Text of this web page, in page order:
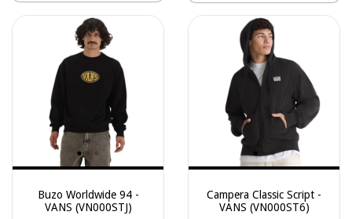
Buzo Worldwide 94 -
VANS (VN000STJ)
Campera Classic Script -
VANS (VN000ST6)